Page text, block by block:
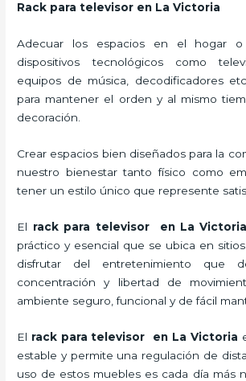
Rack para televisor en La Victoria
Adecuar los espacios en el hogar
dispositivos tecnológicos como
equipos de música, decodificadores
para mantener el orden y al mismo
decoración.
Crear espacios bien diseñados para la
nuestro bienestar tanto físico como
tener un estilo único que represente
El rack para televisor en La Victoria
práctico y esencial que se ubica en
disfrutar del entretenimiento que
concentración y libertad de
ambiente seguro, funcional y de fácil
El rack para televisor en La Victoria
estable y permite una regulación de
uso de estos muebles es cada día más